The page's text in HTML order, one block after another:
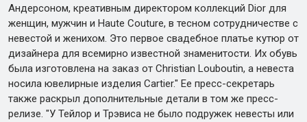
Андерсоном, креативным директором коллекций Dior для
женщин, мужчин и Haute Couture, в тесном сотрудничестве с
невестой и женихом. Это первое свадебное платье кутюр от
дизайнера для всемирно известной знаменитости. Их обувь
была изготовлена на заказ от Christian Louboutin, а невеста
носила ювелирные изделия Cartier." Ее пресс-секретарь
также раскрыл дополнительные детали в том же пресс-
релизе. "У Тейлор и Трэвиса не было подружек невесты или